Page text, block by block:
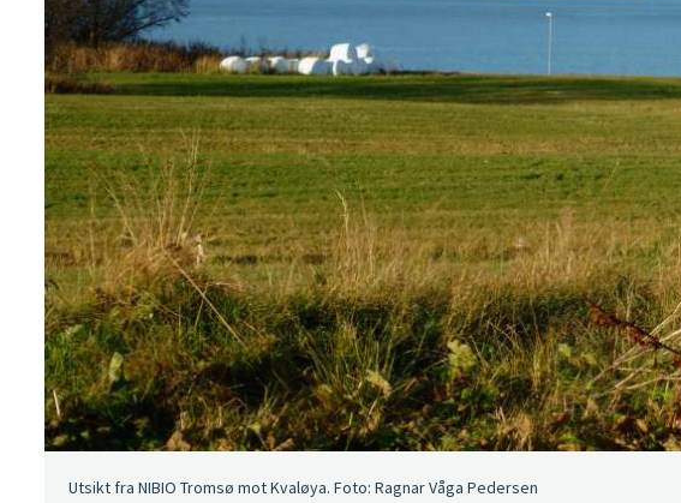
Utsikt fra NIBIO Tromsø mot Kvaløya. Foto: Ragnar Våga Pedersen